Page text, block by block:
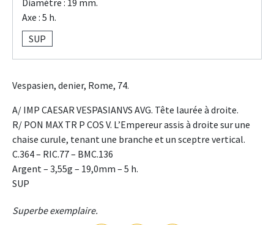
Diamètre : 19 mm.
Axe : 5 h.
SUP
Vespasien, denier, Rome, 74.
A/ IMP CAESAR VESPASIANVS AVG. Tête laurée à droite.
R/ PON MAX TR P COS V. L’Empereur assis à droite sur une
chaise curule, tenant une branche et un sceptre vertical.
C.364 – RIC.77 – BMC.136
Argent – 3,55g – 19,0mm – 5 h.
SUP
Superbe exemplaire.